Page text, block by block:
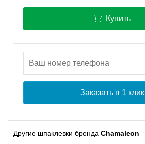
Купить
Заказать в 1 клик
Другие шпаклевки бренда Chamaleon